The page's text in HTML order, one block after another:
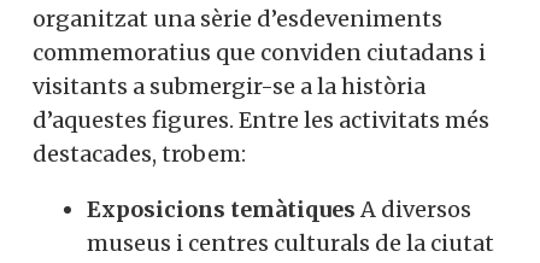
organitzat una sèrie d’esdeveniments
commemoratius que conviden ciutadans i
visitants a submergir-se a la història
d’aquestes figures. Entre les activitats més
destacades, trobem:
Exposicions temàtiques A diversos
museus i centres culturals de la ciutat